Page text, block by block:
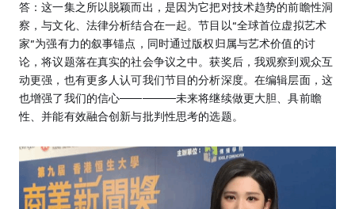
答：这一集之所以脱颖而出，是因为它把对技术趋势的前瞻性洞
察，与文化、法律分析结合在一起。节目以“全球首位虚拟艺术
家”为强有力的叙事锚点，同时通过版权归属与艺术价值的讨
论，将议题落在真实的社会争议之中。获奖后，我观察到观众互
动更强，也有更多人认可我们节目的分析深度。在编辑层面，这
也增强了我们的信心—————未来将继续做更大胆、具前瞻
性、并能有效融合创新与批判性思考的选题。